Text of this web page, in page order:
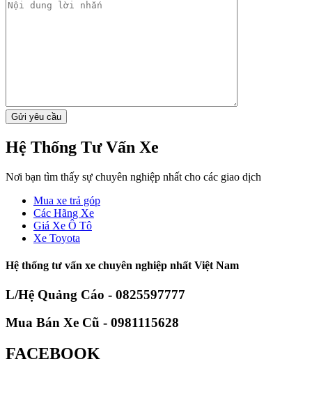
Hệ Thống Tư Vấn Xe
Nơi bạn tìm thấy sự chuyên nghiệp nhất cho các giao dịch
Mua xe trả góp
Các Hãng Xe
Giá Xe Ô Tô
Xe Toyota
Hệ thống tư vấn xe chuyên nghiệp nhất Việt Nam
L/Hệ Quảng Cáo - 0825597777
Mua Bán Xe Cũ - 0981115628
FACEBOOK